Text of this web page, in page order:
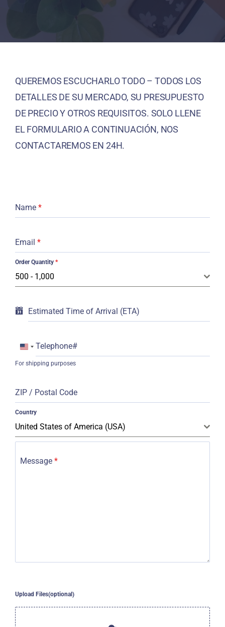
QUEREMOS ESCUCHARLO TODO – TODOS LOS
DETALLES DE SU MERCADO, SU PRESUPUESTO
DE PRECIO Y OTROS REQUISITOS. SOLO LLENE
EL FORMULARIO A CONTINUACIÓN, NOS
CONTACTAREMOS EN 24H.
Name *
Email *
Order Quantity *
500 - 1,000
Estimated Time of Arrival (ETA)
Telephone#
United
States
For shipping purposes
ZIP / Postal Code
Country
United States of America (USA)
Message *
Upload Files(optional)